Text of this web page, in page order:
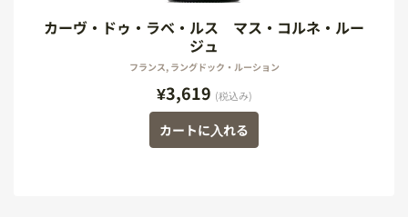
カーヴ・ドゥ・ラベ・ルス マス・コルネ・ルー
ジュ
フランス, ラングドック・ルーション
¥3,619 (税込み)
カートに入れる